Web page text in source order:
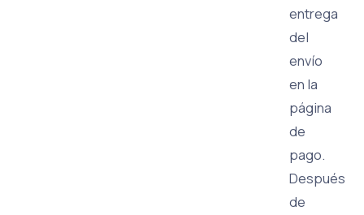
entrega
del
envío
en la
página
de
pago.
Después
de